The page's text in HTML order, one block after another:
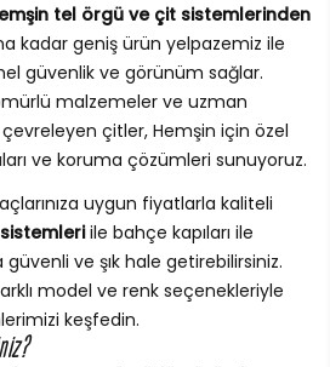
tel örgü ve çit sistemlerinden
kadar geniş ürün yelpazemiz ile
güvenlik ve görünüm sağlar.
malzemeler ve uzman
çitler, Hemşin için özel
ve koruma çözümleri sunuyoruz.
uygun fiyatlarla kaliteli
ile bahçe kapıları ile
güvenli ve şık hale getirebilirsiniz.
model ve renk seçenekleriyle
keşfedin.